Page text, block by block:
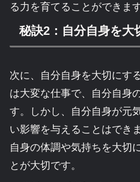
る力を育てることができます
秘訣2：自分自身を大
次に、自分自身を大切にす
は大変な仕事で、自分自身
す。しかし、自分自身が元
い影響を与えることはでき
自身の体調や気持ちを大切
とが大切です。